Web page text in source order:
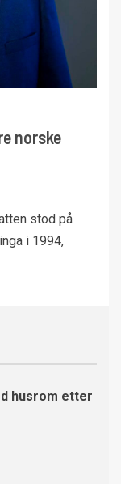
norske
stod på
i 1994,
husrom etter